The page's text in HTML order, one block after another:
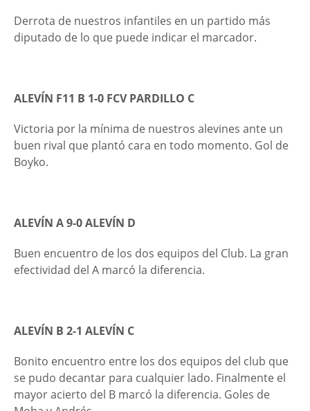
Derrota de nuestros infantiles en un partido más
diputado de lo que puede indicar el marcador.
ALEVÍN F11 B 1-0 FCV PARDILLO C
Victoria por la mínima de nuestros alevines ante un
buen rival que plantó cara en todo momento. Gol de
Boyko.
ALEVÍN A 9-0 ALEVÍN D
Buen encuentro de los dos equipos del Club. La gran
efectividad del A marcó la diferencia.
ALEVÍN B 2-1 ALEVÍN C
Bonito encuentro entre los dos equipos del club que
se pudo decantar para cualquier lado. Finalmente el
mayor acierto del B marcó la diferencia. Goles de